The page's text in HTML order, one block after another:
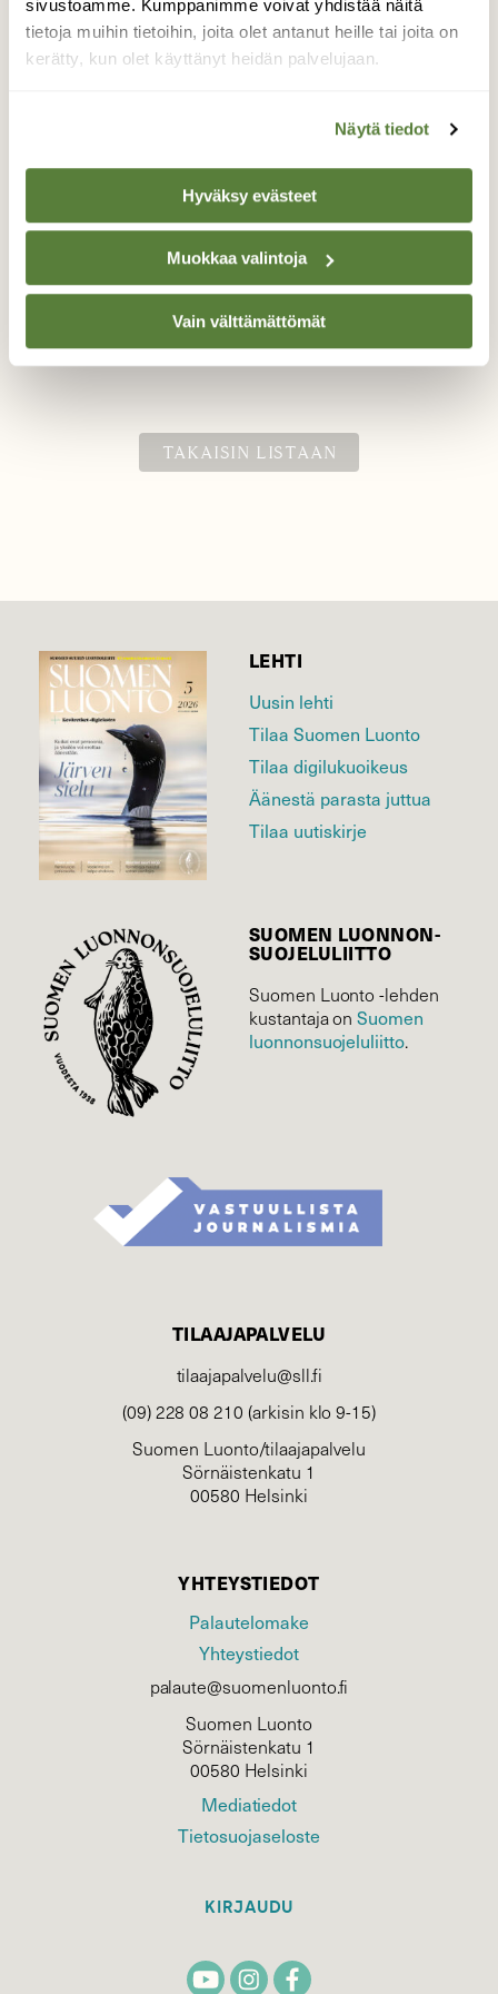
sivustoamme. Kumppanimme voivat yhdistää näitä
tietoja muihin tietoihin, joita olet antanut heille tai joita on
kerätty, kun olet käyttänyt heidän palvelujaan.
Näytä tiedot
Hyväksy evästeet
Muokkaa valintoja
Vain välttämättömät
Mäkimeiramikasvusto on kuhissut erilaisia
pölyttäjiä ja tavallisempia perhosia, mutta
tänään ruokailemassa oli keisarinviitta ja
sen erikoinen muoto, valesina. Ensimmäistä
kertaa kohtasin tämän lajin luonnossa!
Valokuvaaja: Johanna, Jyväskylä, oma puutarha
18.8.2023
TAKAISIN LISTAAN
LEHTI
Uusin lehti
Tilaa Suomen Luonto
Tilaa digilukuoikeus
Äänestä parasta juttua
Tilaa uutiskirje
SUOMEN LUONNON­
SUOJELU­LIITTO
Suomen Luonto -lehden
kustantaja onSuomen
luonnonsuojelu­liitto.
TILAAJAPALVELU
tilaajapalvelu@sll.fi
(09) 228 08 210 (arkisin klo 9-15)
Suomen Luonto/tilaajapalvelu
Sörnäistenkatu 1
00580 Helsinki
YHTEYSTIEDOT
Palautelomake
Yhteystiedot
palaute@suomenluonto.fi
Suomen Luonto
Sörnäistenkatu 1
00580 Helsinki
Mediatiedot
Tietosuojaseloste
KIRJAUDU